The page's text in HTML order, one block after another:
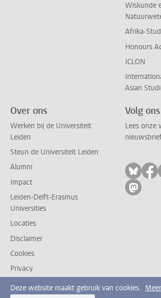
Wiskunde
Afrika-
Honours
ICLON
Asian
Over ons
Werken bij de Universiteit
Leiden
Steun de Universiteit Leiden
Alumni
Impact
Leiden-Delft-Erasmus
Universities
Locaties
Disclaimer
Cookies
Privacy
Contact
Volg ons
Lees onze
Volg
Volg
Deze website maakt gebruik van cookies.